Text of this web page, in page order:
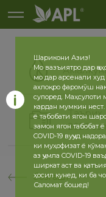
Таърих
2026 сол
бозгашт
Шарикони Азиз!
Мо вазъиятро дар
мо дар арсенали
ахлоқро фаромӯш
супоред. Маҳсулоти
кардан мумкин
ё табобати ягон
замон ягон табобат
COVID-19 вуҷуд
ки муҳофизат ё
аз ҷумла COVID-19
ширкат аст ва
ҳосил кунед, ки ба
Саломат бошед!